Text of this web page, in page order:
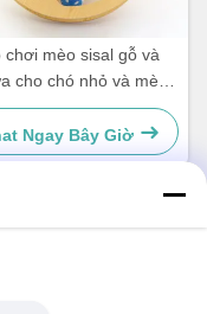
chơi mèo sisal gỗ và
cho chó nhỏ và mèo
giản và thiết thực
Ngay Bây Giờ